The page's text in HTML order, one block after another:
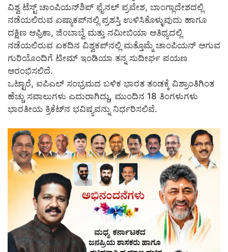
ವಿಶ್ವ ಟೆಸ್ಟ್ ಚಾಂಪಿಯನ್‌ಶಿಪ್ ಫೈನಲ್ ಪ್ರವೇಶ, ಬಾಂಗ್ಲಾದೇಶದಲ್ಲಿ
ನಡೆಯಲಿರುವ ಏಷ್ಯಾಕಪ್‌ನಲ್ಲಿ ಪ್ರಶಸ್ತಿ ಉಳಿಸಿಕೊಳ್ಳುವುದು ಹಾಗೂ
ದಕ್ಷಿಣ ಆಫ್ರಿಕಾ, ಜಿಂಬಾಬ್ವೆ ಮತ್ತು ನಮೀಬಿಯಾ ಆತಿಥ್ಯದಲ್ಲಿ
ನಡೆಯಲಿರುವ ಏಕದಿನ ವಿಶ್ವಕಪ್‌ನಲ್ಲಿ ಮತ್ತೊಮ್ಮೆ ಚಾಂಪಿಯನ್ ಆಗುವ
ಗುರಿಯೊಂದಿಗೆ ಟೀಮ್ ಇಂಡಿಯಾ ತನ್ನ ಸುದೀರ್ಘ ಪಯಣ
ಆರಂಭಿಸಲಿದೆ.
ಒಟ್ಟಾರೆ, ಐಪಿಎಲ್ ಸಂಭ್ರಮದ ಬಳಿಕ ಭಾರತ ತಂಡಕ್ಕೆ ವಿಶ್ರಾಂತಿಗಿಂತ
ಹೆಚ್ಚು ಸವಾಲುಗಳು ಎದುರಾಗಿದ್ದು, ಮುಂದಿನ 18 ತಿಂಗಳುಗಳು
ಭಾರತೀಯ ಕ್ರಿಕೆಟ್‌ನ ಭವಿಷ್ಯವನ್ನು ನಿರ್ಧರಿಸಲಿವೆ.